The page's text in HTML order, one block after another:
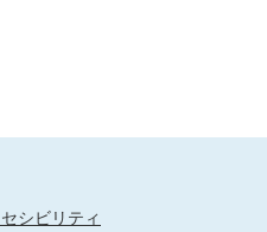
シビリティ